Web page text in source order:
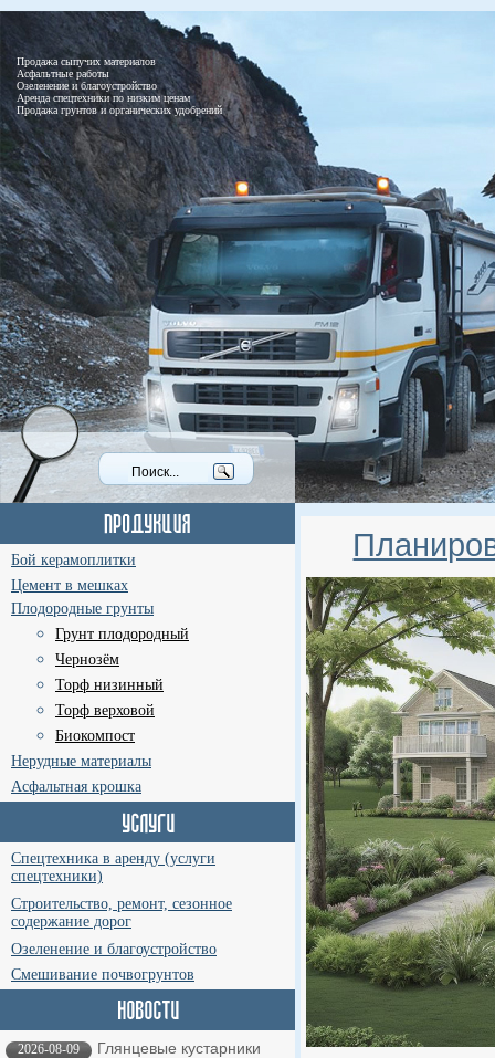
Продажа сыпучих материалов
Асфальтные работы
Озеленение и благоустройство
Аренда спецтехники по низким ценам
Продажа грунтов и органических удобрений
Бой керамоплитки
Цемент в мешках
Плодородные грунты
Грунт плодородный
Чернозём
Торф низинный
Торф верховой
Биокомпост
Нерудные материалы
Асфальтная крошка
Спецтехника в аренду (услуги
спецтехники)
Строительство, ремонт, сезонное
содержание дорог
Озеленение и благоустройство
Смешивание почвогрунтов
2026-08-09
Глянцевые кустарники